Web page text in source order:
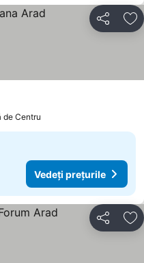
Distribuiți
de Centru
Vedeți prețurile
Distribuiți